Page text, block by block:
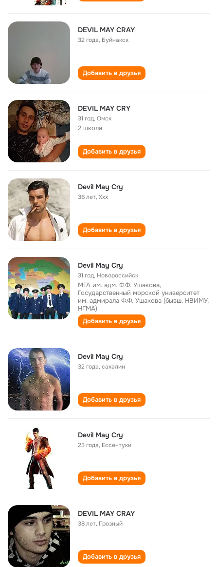
DEVIL MAY CRAY
32 года, Буйнакск
Добавить в друзья
DEVIL MAY CRY
31 год,Омск
2 школа
Добавить в друзья
Devil May Cry
36 лет,Xxx
Добавить в друзья
Devil May Cry
31 год, Новороссийск
МГА им. адм. Ф.Ф. Ушакова,
Государственный морской университет
им. адмирала Ф.Ф. Ушакова (бывш. НВИМУ,
НГМА)
Добавить в друзья
Dеvil May Cry
32 года,сахалин
Добавить в друзья
Devil May Cry
23 года, Ессентуки
Добавить в друзья
DEVIL MAY CRAY
38 лет, Грозный
Добавить в друзья